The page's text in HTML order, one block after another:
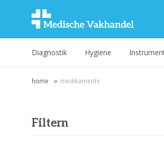
Diagnostik Hygiene
home medikamente
Filtern